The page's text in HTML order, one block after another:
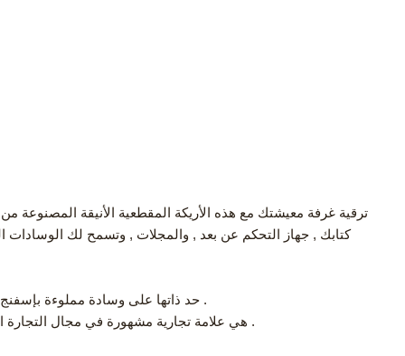
كتابك , جهاز التحكم عن بعد , والمجلات , وتسمح لك الوسادات
غرفة المعيشة الكلاسيكية Linsy أريكة قطاعية على شكل حرف L حد ذاتهاعلى وسادة مملوءة بإسفنج مريح في المقعد .
linsy هي علامة تجارية مشهورة في مجال التجارة الإلكترونية للأثاث في الصين , ونحن منفتحون أيضًا على فرص الأعمال الأجنبية .